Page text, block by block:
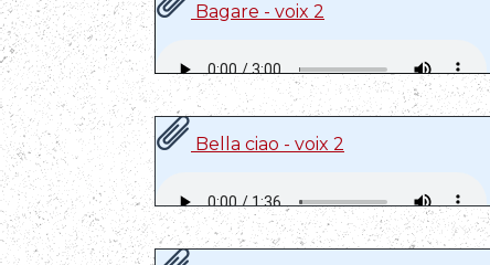
Bagare - voix 2
Bella ciao - voix 2